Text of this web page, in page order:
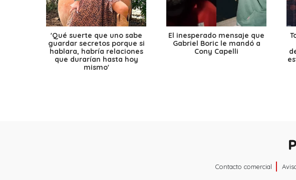
'Qué suerte que uno sabe
guardar secretos porque si
hablara, habría relaciones
que durarían hasta hoy
mismo'
El inesperado mensaje que
Gabriel Boric le mandó a
Cony Capelli
Contacto comercial